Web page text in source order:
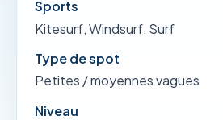
Sports
Kitesurf, Windsurf, Surf
Type de spot
Petites / moyennes vagues
Niveau